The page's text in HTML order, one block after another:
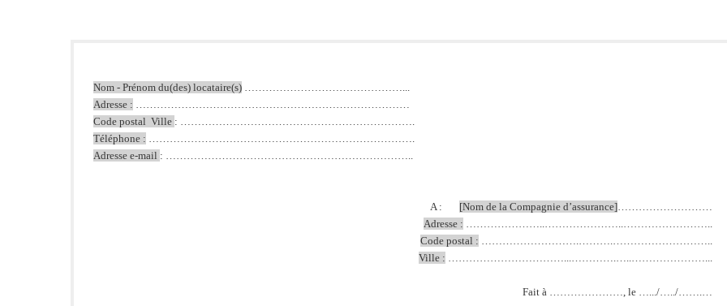
Nom - Prénom du(des) locataire(s) ………………………………………...
Adresse : ……………………………………………………………………
Code postal  Ville : ………………………………………………………….
Téléphone : ………………………………………………………………….
Adresse e-mail : ……………………………………………………………..
A : [Nom de la Compagnie d’assurance]………………………
Adresse : …………………..…………………..……………………..
Code postal : ……………………….……….………………………..
Ville : ……………………………...………….…..…………………...
Fait à …………………, le ….../…../…….…